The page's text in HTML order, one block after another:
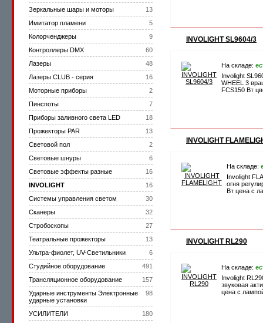
13
Зеркальные шары и моторы
5
Имитатор пламени
9
Колорченджеры
60
Контроллеры DMX
48
Лазеры
16
Лазеры CLUB - серия
2
Моторные приборы
7
Пинспоты
18
Приборы заливного света LED
13
Прожекторы PAR
2
Световой пол
6
Световые шнуры
16
Световые эффекты разные
16
INVOLIGHT
30
Системы управления светом
32
Сканеры
27
Стробоскопы
13
Театральные прожекторы
6
Ультра-фиолет, UV-Светильники
491
Студийное оборудование
157
Трансляционное оборудование
98
Ударные инструменты Электронные
ударные установки
180
УСИЛИТЕЛИ
INVOLIGHT SL9604/3
На складе:
Involight
WHEEL 3
FCS150 Вт
INVOLIGHT
На складе:
Involight
огня
Вт цена с
INVOLIGHT RL290
На складе:
Involight
звуковая
цена с